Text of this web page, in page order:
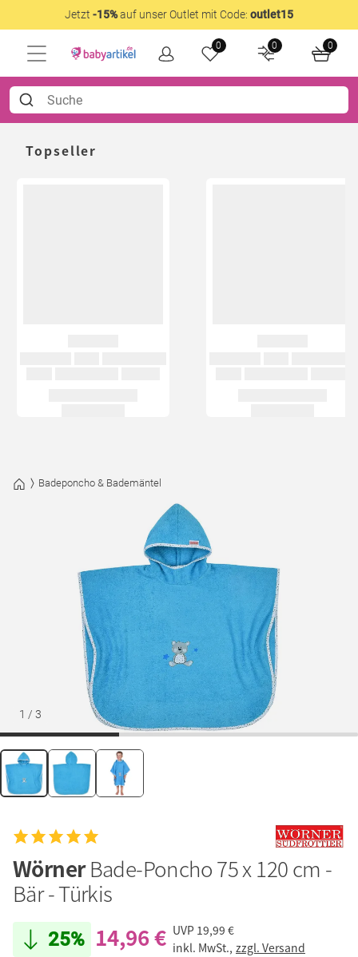
Jetzt -15%auf unser Outlet mit Code: outlet15
0 0 0
Topseller
Badeponcho & Bademäntel
1 / 3
WörnerBade-Poncho 75 x 120 cm -
Bär - Türkis
25% 14,96 € UVP 19,99 €
inkl. MwSt., zzgl. Versand